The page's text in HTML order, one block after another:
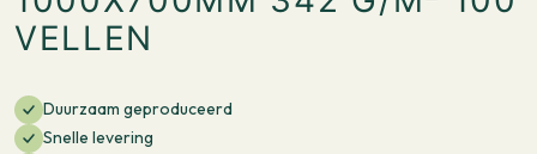
VELLEN
Duurzaam geproduceerd
Snelle levering